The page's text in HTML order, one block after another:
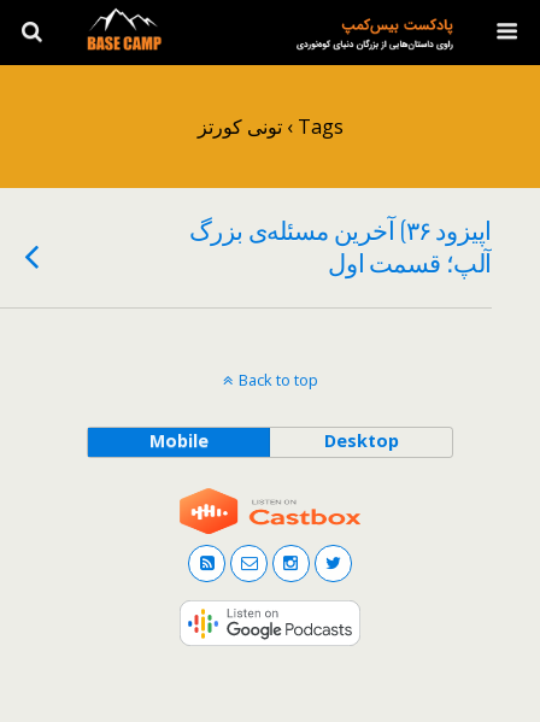
Tags › تونی کورتز
اپیزود ۳۶) آخرین مسئله‌ی بزرگ
آلپ؛ قسمت اول
Back to top
Mobile Desktop